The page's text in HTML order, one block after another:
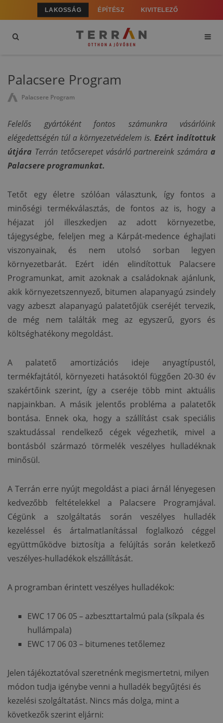
LAKOSSÁG ÉPÍTÉSZ KIVITELEZŐ
Palacsere Program
Palacsere Program
Felelős gyártóként fontos számunkra vásárlóink
elégedettségén túl a környezetvédelem is. Ezért indítottuk
útjára Terrán tetőcserepet vásárló partnereink számára a
Palacsereprogramunkat.
Tetőt egy életre szólóan választunk, így fontos a
minőségi termékválasztás, de fontos az is, hogy a
héjazat jól illeszkedjen az adott környezetbe,
tájegységbe, feleljen meg a Kárpát-medence éghajlati
viszonyainak, és nem utolsó sorban legyen
környezetbarát. Ezért idén elindítottuk Palacsere
Programunkat, amit azoknak a családoknak ajánlunk,
akik környezetszennyező, bitumen alapanyagú zsindely
vagy azbeszt alapanyagú palatetőjük cseréjét tervezik,
de még nem találták meg az egyszerű, gyors és
költséghatékony megoldást.
A palatető amortizációs ideje anyagtípustól,
termékfajtától, környezeti hatásoktól függően 20-30 év
szakértőink szerint, így a cseréje több mint aktuális
napjainkban. A másik jelentős probléma a palatetők
bontása. Ennek oka, hogy a szállítást csak speciális
szaktudással rendelkező cégek végezhetik, mivel a
bontásból származó törmelék veszélyes hulladéknak
minősül.
A Terrán erre nyújt megoldást a piaci árnál lényegesen
kedvezőbb feltételekkel a Palacsere Programjával.
Cégünk a szolgáltatás során veszélyes hulladék
kezeléssel és ártalmatlanítással foglalkozó céggel
együttműködve biztosítja a felújítás során keletkező
veszélyes-hulladékok elszállítását.
A programban érintett veszélyes hulladékok:
EWC 17 06 05 – azbeszttartalmú pala (síkpala és
hullámpala)
EWC 17 06 03 – bitumenes tetőlemez
Jelen tájékoztatóval szeretnénk megismertetni, milyen
módon tudja igénybe venni a hulladék begyűjtési és
kezelési szolgáltatást. Nincs más dolga, mint a
következők szerint eljárni: